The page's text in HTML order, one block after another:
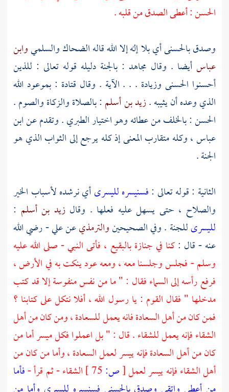
الحسن: أعطى الصدق من قلبه .
وصدق بالحسنى أي بلا إله إلا الله قالهالضحاكوالسلميوابن
عباسأيضا . وقال مجاهد : بالجنة دليله قوله تعالى : للذين
أحسنوا الحسنى وزيادة . . . الآية . وقال قتادة : بموعود الله
الذي وعده أن يثيبه .زيد بن أسلم : بالصلاة والزكاة والصوم .
الحسن: بالخلف من عطائه وهو اختيارالطبري. وتقدم عنابن
عباس ،وكله متقارب المعنى إذ كله يرجع إلى الثواب الذي هو
الجنة .
الثانية : قوله تعالى :فسنيسره لليسرىأي نرشده لأسباب الخير
والصلاح ، حتى يسهل عليه فعلها . وقالزيد بن أسلم :
لليسرىللجنة . وفي الصحيحينوالترمذيعنعلي- رضي الله
عنه - قال :كنا في جنازةبالبقيع ، فأتى النبي - صلى الله عليه
وسلم - فجلس وجلسنا معه ، ومعه عود ينكت به في الأرض ،
فرفع رأسه إلى السماء فقال : " ما من نفس منفوسة إلا قد كتب
مدخلها " فقال القوم : يا رسول الله ، أفلا نتكل على كتابنا ؟
فمن كان من أهل السعادة فانه يعمل للسعادة ، ومن كان من أهل
الشقاء فإنه يعمل للشقاء . قال : " بل اعملوا فكل ميسر أما من
كان من أهل السعادة فإنه ييسر لعمل السعادة ، وأما من كان من
أهل الشقاء فإنه ييسر لعمل[ص: الشقاء - ثم قرأ -فأما